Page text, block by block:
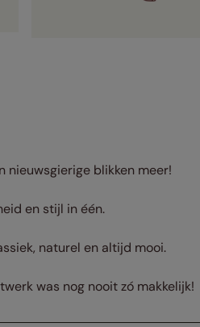
nieuwsgierige blikken meer!
en stijl in één.
naturel en altijd mooi.
was nog nooit zó makkelijk!